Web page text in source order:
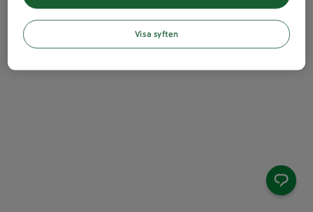
Visa syften